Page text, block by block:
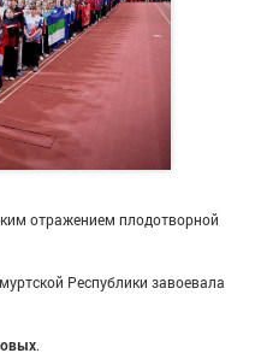
отражением плодотворной
Республики завоевала
.